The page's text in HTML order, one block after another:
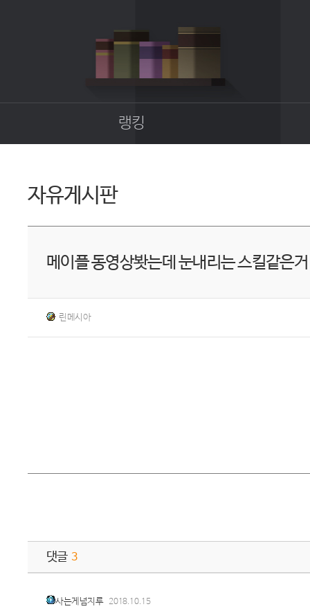
랭킹
자유게시판
메이플 동영상봣는데 눈내리는 스킬같은
린메시아
댓글 3
사는게넘지루 2018.10.15